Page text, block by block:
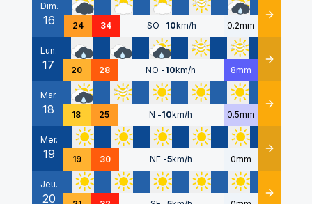
Dim.
16 24 34 SO -10km/h 0.2mm Détails
Lun.
17 20 28 NO -10km/h 8mm Détails
Mar.
18 18 25 N -10km/h 0.5mm Détails
Mer.
19 19 30 NE -5km/h 0mm Détails
Jeu.
20 Détails